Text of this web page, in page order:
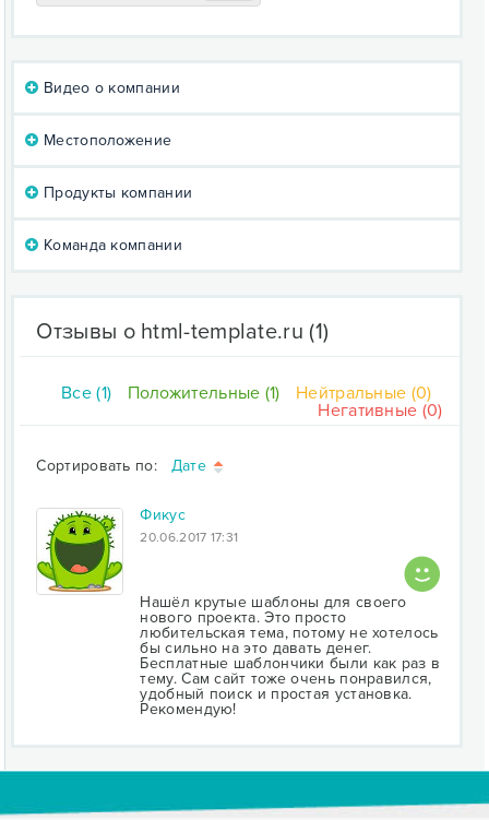
Видео о компании
Местоположение
Продукты компании
Команда компании
Отзывы о html-template.ru (1)
Все (1) Положительные (1)
Нейтральные (0)
Негативные (0)
Сортировать по: Дате
Фикус
20.06.2017 17:31
Нашёл крутые шаблоны для своего
нового проекта. Это просто
любительская тема, потому не хотелось
бы сильно на это давать денег.
Бесплатные шаблончики были как раз в
тему. Сам сайт тоже очень понравился,
удобный поиск и простая установка.
Рекомендую!